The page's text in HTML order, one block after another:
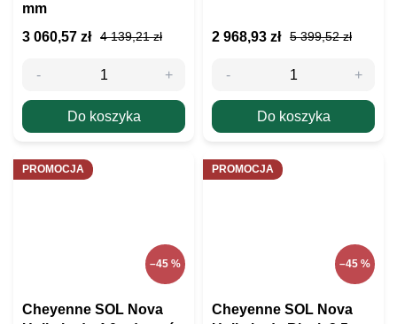
mm
4 139,21 zł
3 060,57 zł
Do koszyka
5 399,52 zł
2 968,93 zł
Do koszyka
PROMOCJA
–45 %
Cheyenne SOL Nova
PROMOCJA
–45 %
Cheyenne SOL Nova